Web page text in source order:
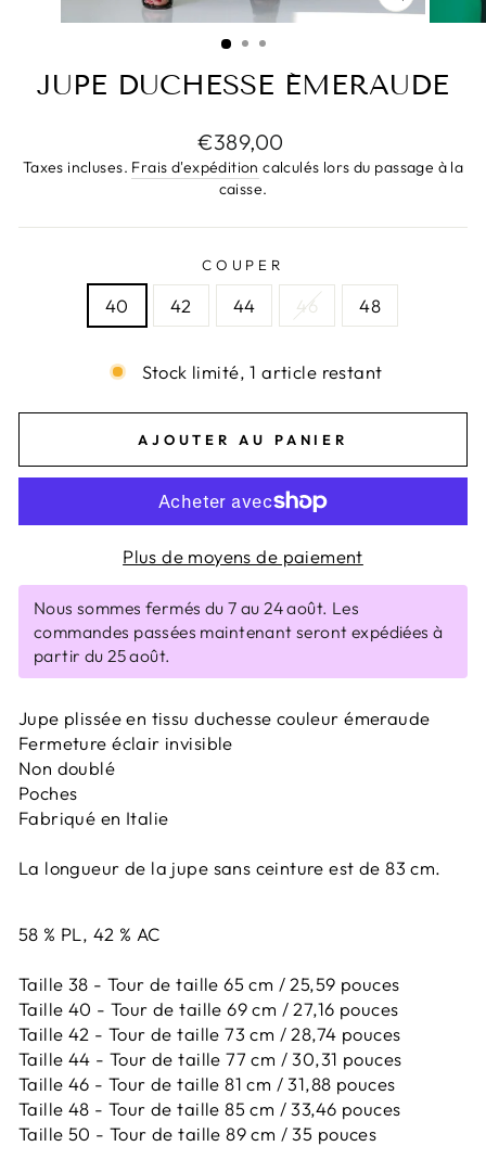
FERMER
(ESC)
JUPE DUCHESSE ÉMERAUDE
Prix
régulier
€389,00
Taxes incluses. Frais d'expédition calculés lors du passage à la
caisse.
COUPER
40 42 44 46 48
Stock limité, 1 article restant
AJOUTER AU PANIER
Plus de moyens de paiement
Nous sommes fermés du 7 au 24 août. Les
commandes passées maintenant seront expédiées à
partir du 25 août.
Jupe plissée en tissu duchesse couleur émeraude
Fermeture éclair invisible
Non doublé
Poches
Fabriqué en Italie
La longueur de la jupe sans ceinture est de 83 cm.
58 % PL, 42 % AC
Taille 38 - Tour de taille 65 cm / 25,59 pouces
Taille 40 - Tour de taille 69 cm / 27,16 pouces
Taille 42 - Tour de taille 73 cm / 28,74 pouces
Taille 44 - Tour de taille 77 cm / 30,31 pouces
Taille 46 - Tour de taille 81 cm / 31,88 pouces
Taille 48 - Tour de taille 85 cm / 33,46 pouces
Taille 50 - Tour de taille 89 cm / 35 pouces